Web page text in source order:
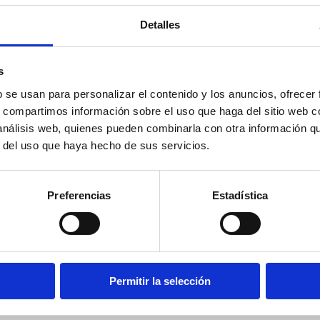
Detalles
usan para personalizar el contenido y los anuncios,
información sobre el uso que haga del sitio web
web, quienes pueden combinarla con otra información
uso que haya hecho de sus servicios.
Preferencias Estadística
Permitir la selección